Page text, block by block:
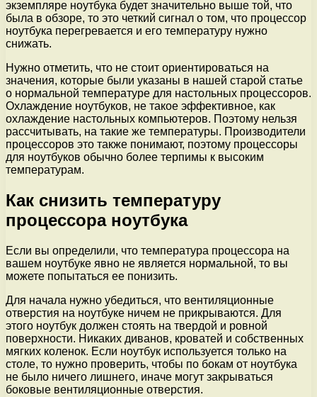
экземпляре ноутбука будет значительно выше той, что
была в обзоре, то это четкий сигнал о том, что процессор
ноутбука перегревается и его температуру нужно
снижать.
Нужно отметить, что не стоит ориентироваться на
значения, которые были указаны в нашей старой статье
о нормальной температуре для настольных процессоров.
Охлаждение ноутбуков, не такое эффективное, как
охлаждение настольных компьютеров. Поэтому нельзя
рассчитывать, на такие же температуры. Производители
процессоров это также понимают, поэтому процессоры
для ноутбуков обычно более терпимы к высоким
температурам.
Как снизить температуру
процессора ноутбука
Если вы определили, что температура процессора на
вашем ноутбуке явно не является нормальной, то вы
можете попытаться ее понизить.
Для начала нужно убедиться, что вентиляционные
отверстия на ноутбуке ничем не прикрываются. Для
этого ноутбук должен стоять на твердой и ровной
поверхности. Никаких диванов, кроватей и собственных
мягких коленок. Если ноутбук используется только на
столе, то нужно проверить, чтобы по бокам от ноутбука
не было ничего лишнего, иначе могут закрываться
боковые вентиляционные отверстия.